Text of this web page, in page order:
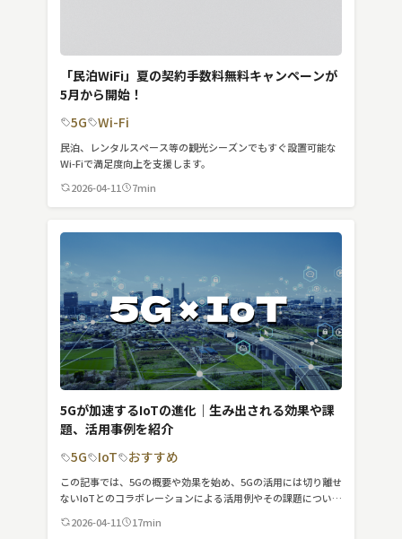
スマート漁業
スマート〇〇
スマート農業
ドローン
ロボット
スマート物流
「民泊WiFi」夏の契約手数料無料キャンペーンが
5月から開始！
5G
Wi-Fi
民泊、レンタルスペース等の観光シーズンでもすぐ設置可能な
Wi-Fiで満足度向上を支援します。
2026-04-11
7min
5Gが加速するIoTの進化｜生み出される効果や課
題、活用事例を紹介
5G
IoT おすすめ
この記事では、5Gの概要や効果を始め、5Gの活用には切り離せ
ないIoTとのコラボレーションによる活用例やその課題について
紹介していきます。5GとIoTを組み合わせることでどのような
ことが実現するのか、参考にしてみてください。
2026-04-11 17min